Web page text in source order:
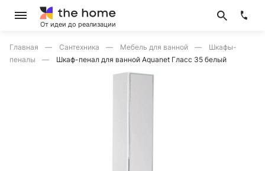
От идеи до реализации
Главная Сантехника Мебель для ванной
Шкафы-
пеналы
Шкаф-пенал для ванной Aquanet Гласс 35 белый